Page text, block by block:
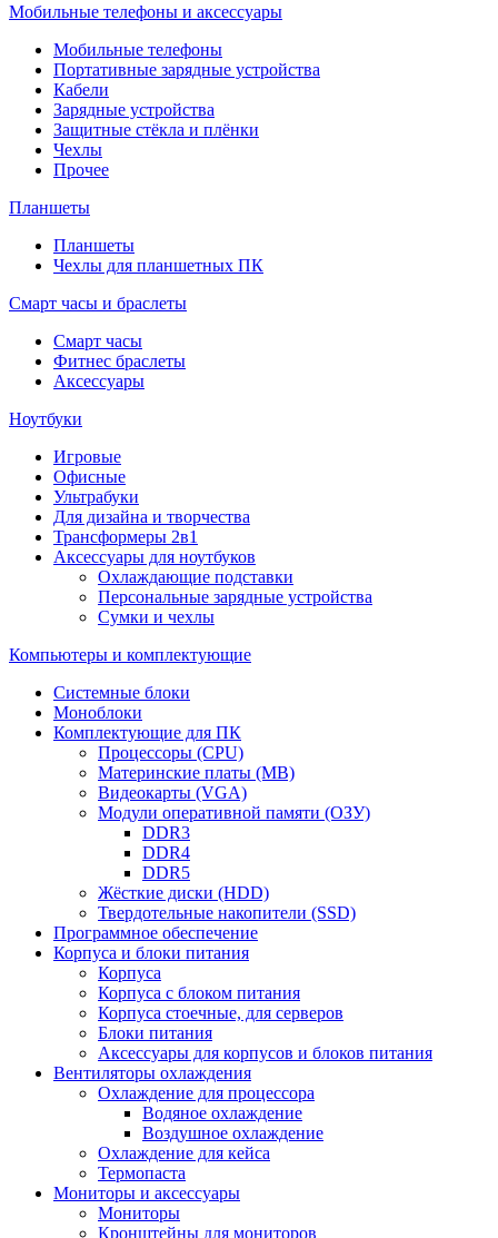
Мобильные телефоны и аксессуары
Мобильные телефоны
Портативные зарядные устройства
Кабели
Зарядные устройства
Защитные стёкла и плёнки
Чехлы
Прочее
Планшеты
Планшеты
Чехлы для планшетных ПК
Смарт часы и браслеты
Смарт часы
Фитнес браслеты
Аксессуары
Ноутбуки
Игровые
Офисные
Ультрабуки
Для дизайна и творчества
Трансформеры 2в1
Аксессуары для ноутбуков
Охлаждающие подставки
Персональные зарядные устройства
Сумки и чехлы
Компьютеры и комплектующие
Системные блоки
Моноблоки
Комплектующие для ПК
Процессоры (CPU)
Материнские платы (MB)
Видеокарты (VGA)
Модули оперативной памяти (ОЗУ)
DDR3
DDR4
DDR5
Жёсткие диски (HDD)
Твердотельные накопители (SSD)
Программное обеспечение
Корпуса и блоки питания
Корпуса
Корпуса с блоком питания
Корпуса стоечные, для серверов
Блоки питания
Аксессуары для корпусов и блоков питания
Вентиляторы охлаждения
Охлаждение для процессора
Водяное охлаждение
Воздушное охлаждение
Охлаждение для кейса
Термопаста
Мониторы и аксессуары
Мониторы
Кронштейны для мониторов